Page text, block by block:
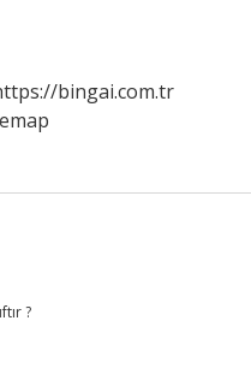
bingai.com.tr
?